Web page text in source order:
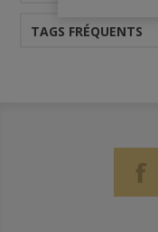
TAGS FRÉQUENTS